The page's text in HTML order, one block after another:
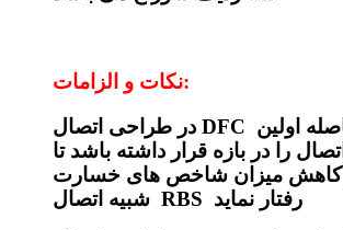
نکات و الزامات:
در طراحی اتصال DFC لازم است که فاصله اولین
را در بازه قرار داشته باشد تا
کاهش میزان شاخص های خسارت